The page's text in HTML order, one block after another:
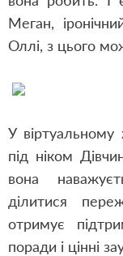
Меган,
Оллі, з цього
У віртуальному
під ніком
вона
ділитися
отримує
поради і цінні